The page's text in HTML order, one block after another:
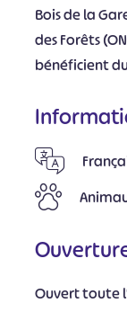
Bois de la
des Forêts
bénéficient
Ouvert toute